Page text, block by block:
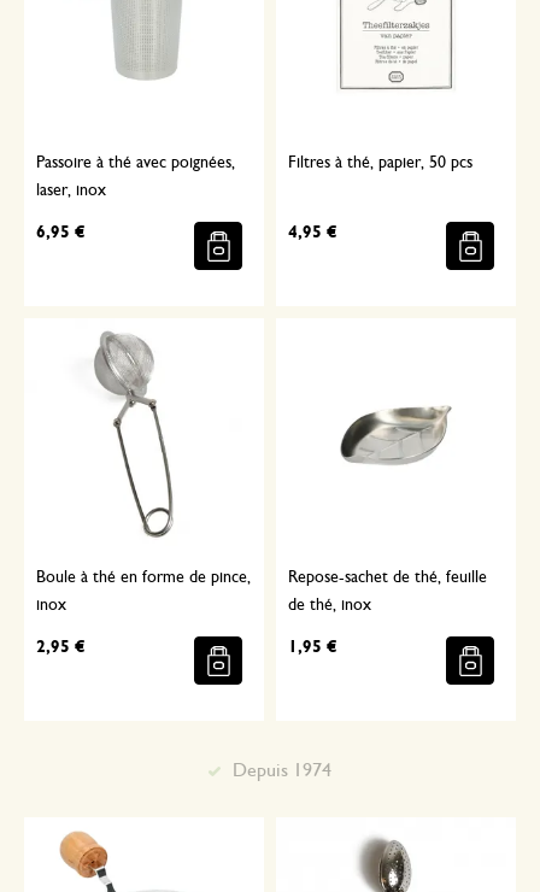
Passoire à thé avec poignées,
laser, inox
6,95 €
Filtres à thé, papier, 50 pcs
4,95 €
Boule à thé en forme de pince,
inox
2,95 €
Repose-sachet de thé, feuille
de thé, inox
1,95 €
Depuis 1974